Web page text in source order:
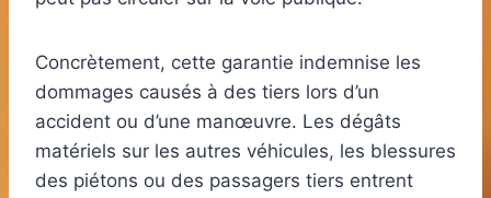
Concrètement, cette garantie indemnise les
dommages causés à des tiers lors d’un
accident ou d’une manœuvre. Les dégâts
matériels sur les autres véhicules, les blessures
des piétons ou des passagers tiers entrent